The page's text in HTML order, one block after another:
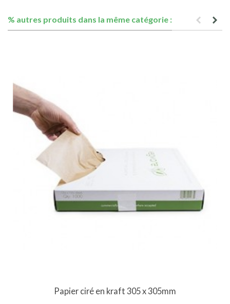
% autres produits dans la même catégorie :
Papier ciré en kraft 305 x 305mm